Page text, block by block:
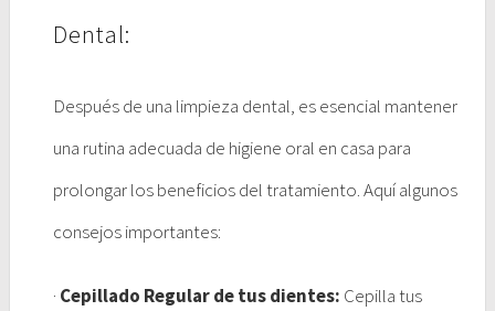
Dental:
Después de una limpieza dental, es esencial mantener
una rutina adecuada de higiene oral en casa para
prolongar los beneficios del tratamiento. Aquí algunos
consejos importantes:
· Cepillado Regular de tus dientes: Cepilla tus